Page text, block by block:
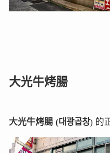
大光牛烤腸
大光牛烤腸 (대광곱창) 的